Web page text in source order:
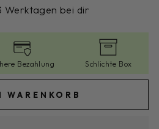
Werktagen bei dir
Bezahlung Schlichte Box
WARENKORB